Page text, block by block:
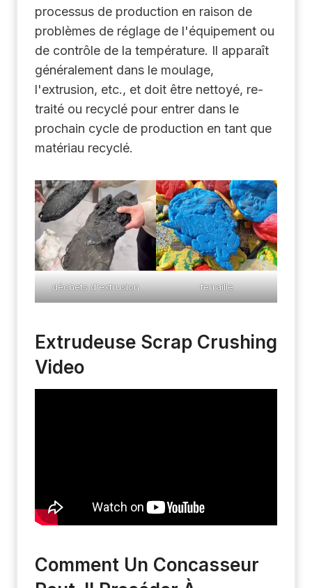
processus de production en raison de
problèmes de réglage de l'équipement ou
de contrôle de la température. Il apparaît
généralement dans le moulage,
l'extrusion, etc., et doit être nettoyé, re-
traité ou recyclé pour entrer dans le
prochain cycle de production en tant que
matériau recyclé.
déchets d'extrusion ferraille
Extrudeuse Scrap Crushing
Video
Comment Un Concasseur